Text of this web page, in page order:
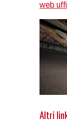
web
Altri